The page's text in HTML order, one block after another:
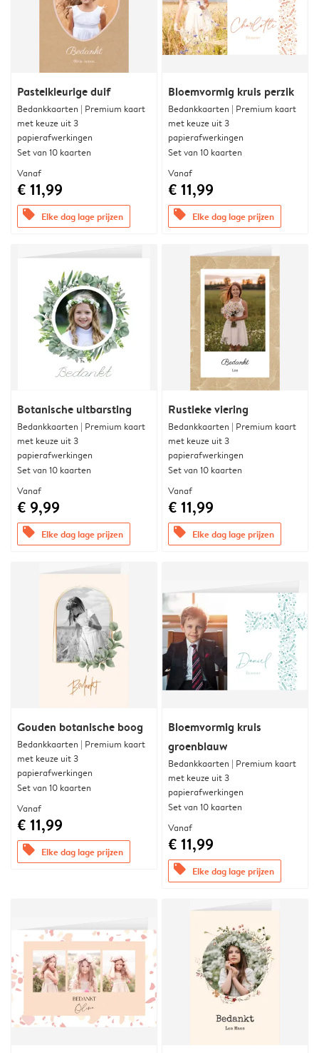
Pastelkleurige duif
Bedankkaarten | Premium kaart
met keuze uit 3
papierafwerkingen
Set van 10 kaarten
Vanaf
€ 11,99
offers Elke dag lage prijzen
Bloemvormig kruis perzik
Bedankkaarten | Premium kaart
met keuze uit 3
papierafwerkingen
Set van 10 kaarten
Vanaf
€ 11,99
offers Elke dag lage prijzen
Botanische uitbarsting
Bedankkaarten | Premium kaart
met keuze uit 3
papierafwerkingen
Set van 10 kaarten
Vanaf
€ 9,99
offers Elke dag lage prijzen
Rustieke viering
Bedankkaarten | Premium kaart
met keuze uit 3
papierafwerkingen
Set van 10 kaarten
Vanaf
€ 11,99
offers Elke dag lage prijzen
Gouden botanische boog
Bedankkaarten | Premium kaart
met keuze uit 3
papierafwerkingen
Set van 10 kaarten
Vanaf
€ 11,99
offers Elke dag lage prijzen
Bloemvormig kruis
groenblauw
Bedankkaarten | Premium kaart
met keuze uit 3
papierafwerkingen
Set van 10 kaarten
Vanaf
€ 11,99
offers Elke dag lage prijzen